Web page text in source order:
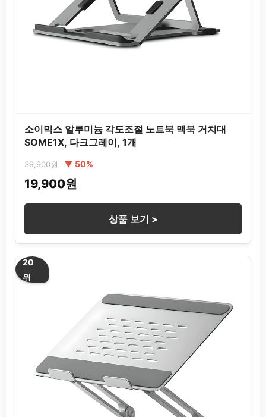
소이믹스 알루미늄 각도조절 노트북 맥북 거치대
SOME1X, 다크그레이, 1개
39,900원 ▼ 50%
19,900원
상품 보기 >
20
위